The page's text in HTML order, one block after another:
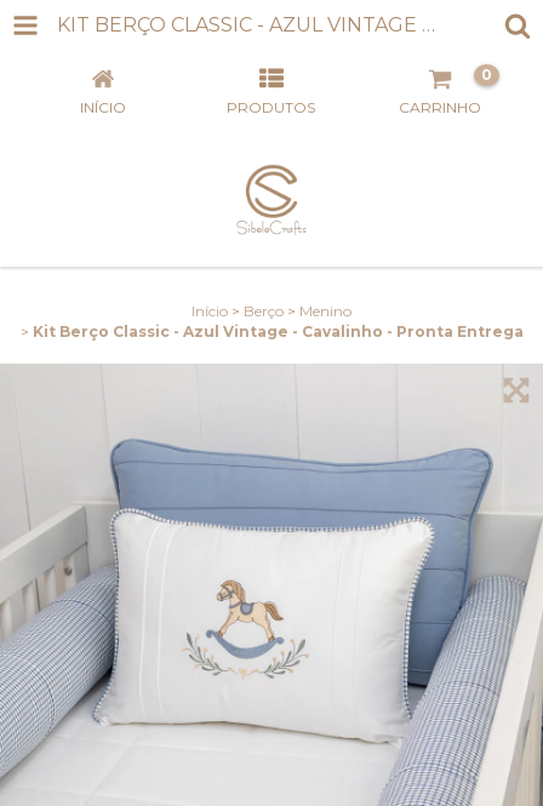
KIT BERÇO CLASSIC - AZUL VINTAGE - CAVALINHO - PRONTA ENTREGA
INÍCIO PRODUTOS CARRINHO
0
Início > Berço > Menino
> Kit Berço Classic - Azul Vintage - Cavalinho - Pronta Entrega